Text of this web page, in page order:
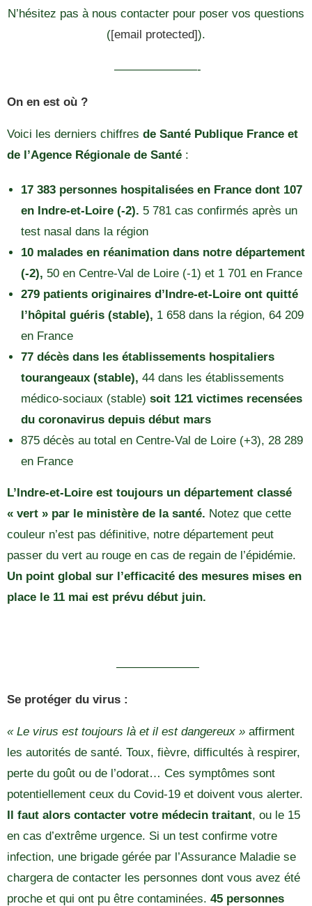
N’hésitez pas à nous contacter pour poser vos questions
([email protected]).
———————-
On en est où ?
Voici les derniers chiffres de Santé Publique France et
de l’Agence Régionale de Santé :
17 383 personnes hospitalisées en France dont 107
en Indre-et-Loire (-2). 5 781 cas confirmés après un
test nasal dans la région
10 malades en réanimation dans notre département
(-2), 50 en Centre-Val de Loire (-1) et 1 701 en France
279 patients originaires d’Indre-et-Loire ont quitté
l’hôpital guéris (stable), 1 658 dans la région, 64 209
en France
77 décès dans les établissements hospitaliers
tourangeaux (stable), 44 dans les établissements
médico-sociaux (stable) soit 121 victimes recensées
du coronavirus depuis début mars
875 décès au total en Centre-Val de Loire (+3), 28 289
en France
L’Indre-et-Loire est toujours un département classé
« vert » par le ministère de la santé. Notez que cette
couleur n’est pas définitive, notre département peut
passer du vert au rouge en cas de regain de l’épidémie.
Un point global sur l’efficacité des mesures mises en
place le 11 mai est prévu début juin.
———————
Se protéger du virus :
« Le virus est toujours là et il est dangereux » affirment
les autorités de santé. Toux, fièvre, difficultés à respirer,
perte du goût ou de l’odorat… Ces symptômes sont
potentiellement ceux du Covid-19 et doivent vous alerter.
Il faut alors contacter votre médecin traitant, ou le 15
en cas d’extrême urgence. Si un test confirme votre
infection, une brigade gérée par l’Assurance Maladie se
chargera de contacter les personnes dont vous avez été
proche et qui ont pu être contaminées. 45 personnes